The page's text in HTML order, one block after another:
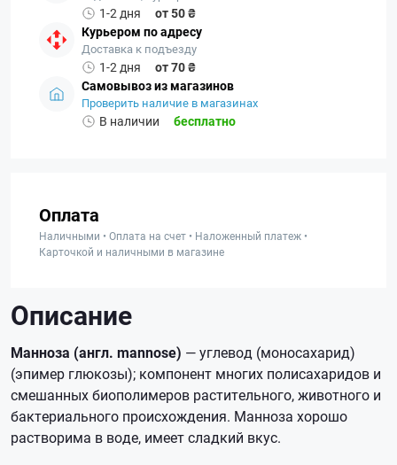
1-2 дня
от 50 ₴
Курьером по адресу
Доставка к подъезду
1-2 дня
от 70 ₴
Самовывоз из магазинов
Проверить наличие в магазинах
В наличии бесплатно
Оплата
Наличными • Оплата на счет • Наложенный платеж •
Карточкой и наличными в магазине
Описание
Манноза (англ. mannose) — углевод (моносахарид)
(эпимер глюкозы); компонент многих полисахаридов и
смешанных биополимеров растительного, животного и
бактериального происхождения. Манноза хорошо
растворима в воде, имеет сладкий вкус.